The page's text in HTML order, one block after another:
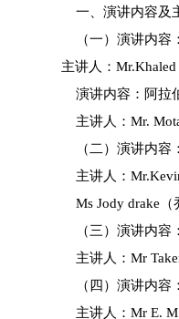
一、演讲内容及
（一）演讲内容
主讲人：
演讲内容：阿拉
主讲人：Mr.
（二）演讲内容
主讲人：
Ms Jody drake（
（三）演讲内容
主讲人：Mr
（四）演讲内容
主讲人：Mr E.